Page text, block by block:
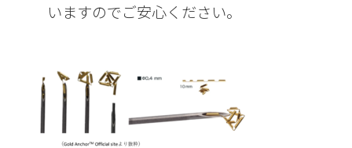
いますのでご安心ください。